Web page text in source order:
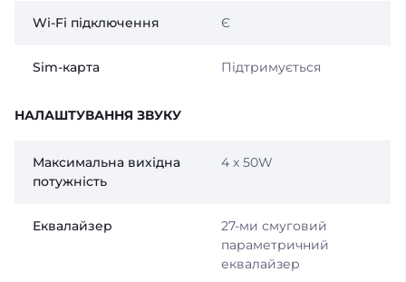
Wi-Fi підключення Є
Sim-карта Підтримується
НАЛАШТУВАННЯ ЗВУКУ
Максимальна вихідна
потужність
4 x 50W
Еквалайзер
27-ми смуговий
параметричний
еквалайзер